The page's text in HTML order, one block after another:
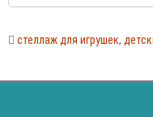
стеллаж для игрушек,